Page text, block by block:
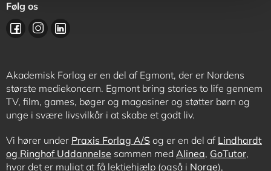
Følg os
Akademisk Forlag er en del af Egmont, der er Nordens
største mediekoncern. Egmont bring stories to life gennem
TV, film, games, bøger og magasiner og støtter børn og
unge i svære livsvilkår i at skabe et godt liv.
Vi hører under Praxis Forlag A/S og er en del af Lindhardt
og Ringhof Uddannelse sammen med Alinea, GoTutor,
hvor det er muligt at få lektiehjælp (også i Norge),